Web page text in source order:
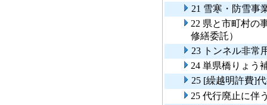
21 雪寒・防雪事
22 県と市町村の
修繕委託）
23 トンネル非常
24 単県橋りょう
25 [繰越明許費]
25 代行廃止に伴